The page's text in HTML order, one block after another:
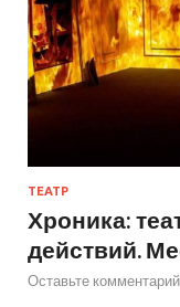
ТЕАТР
Хроника:
действий.
Оставьте комментарий